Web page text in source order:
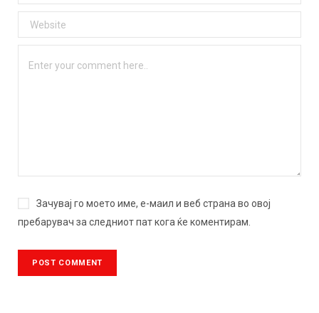
Зачувај го моето име, е-маил и веб страна во овој
пребарувач за следниот пат кога ќе коментирам.